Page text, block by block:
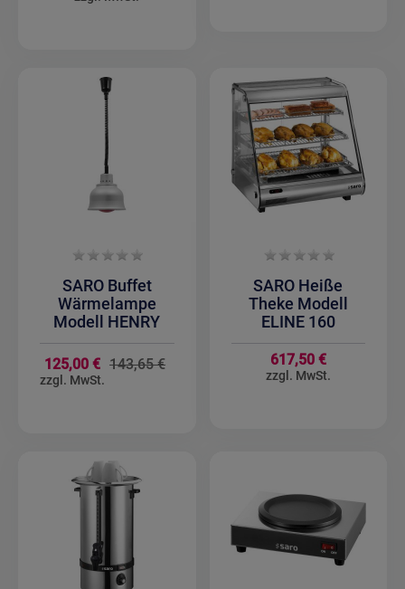
SARO Buffet
Wärmelampe
Modell HENRY
125,00 € 143,65 €
SARO Heiße
Theke Modell
ELINE 160
617,50 €